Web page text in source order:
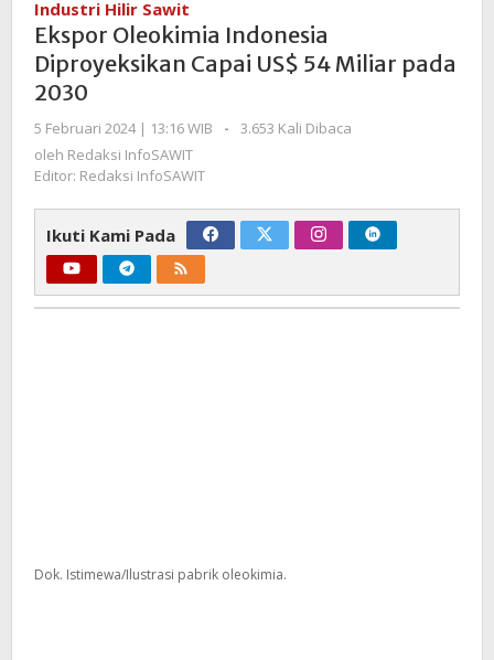
Diproyeksikan
Capai
US$
Miliar
2030
Industri Hilir Sawit
Ekspor Oleokimia Indonesia
Diproyeksikan Capai US$ 54 Miliar pada
2030
5 Februari 2024 | 13:16 WIB
oleh
-
3.653 Kali Dibaca
oleh Redaksi InfoSAWIT
Editor: Redaksi InfoSAWIT
Ikuti Kami Pada
Dok. Istimewa/Ilustrasi pabrik oleokimia.